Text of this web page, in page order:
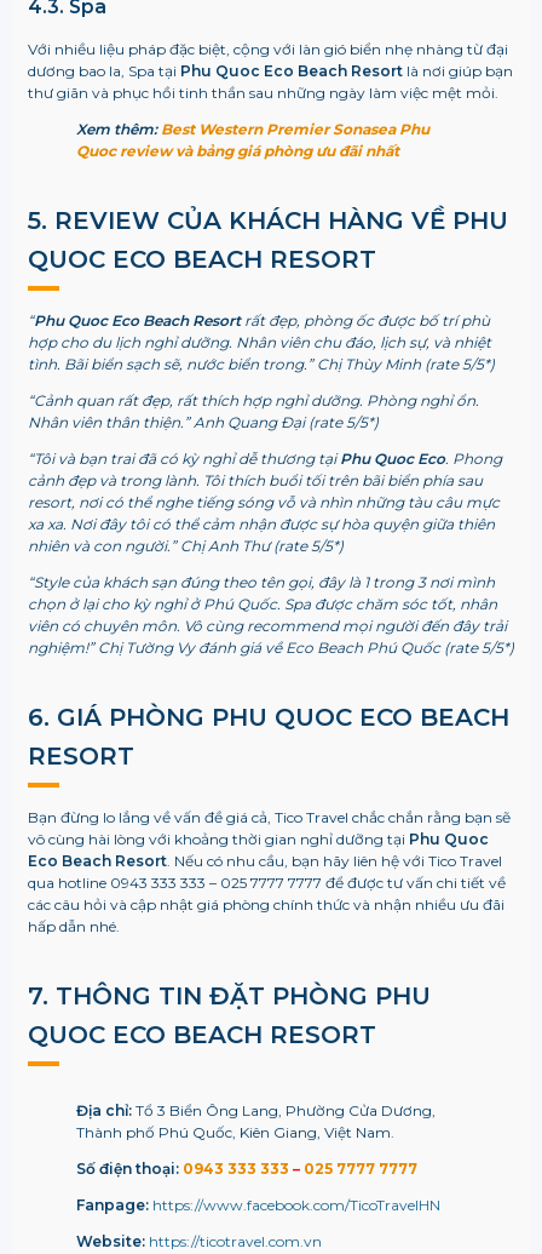
4.3. Spa
Với nhiều liệu pháp đặc biệt, cộng với làn gió biển nhẹ nhàng từ đại
dương bao la, Spa tại Phu Quoc Eco Beach Resortlà nơi giúp bạn
thư giãn và phục hồi tinh thần sau những ngày làm việc mệt mỏi.
Xem thêm: Best Western Premier Sonasea Phu
Quoc review và bảng giá phòng ưu đãi nhất
5. REVIEW CỦA KHÁCH HÀNG VỀ PHU
QUOC ECO BEACH RESORT
“Phu Quoc Eco Beach Resortrất đẹp, phòng ốc được bố trí phù
hợp cho du lịch nghỉ dưỡng. Nhân viên chu đáo, lịch sự, và nhiệt
tình. Bãi biển sạch sẽ, nước biển trong.” Chị Thùy Minh (rate 5/5*)
“Cảnh quan rất đẹp, rất thích hợp nghỉ dưỡng. Phòng nghỉ ổn.
Nhân viên thân thiện.” Anh Quang Đại (rate 5/5*)
“Tôi và bạn trai đã có kỳ nghỉ dễ thương tạiPhu Quoc Eco. Phong
cảnh đẹp và trong lành. Tôi thích buổi tối trên bãi biển phía sau
resort, nơi có thể nghe tiếng sóng vỗ và nhìn những tàu câu mực
xa xa. Nơi đây tôi có thể cảm nhận được sự hòa quyện giữa thiên
nhiên và con người.” Chị Anh Thư (rate 5/5*)
“Style của khách sạn đúng theo tên gọi, đây là 1 trong 3 nơi mình
chọn ở lại cho kỳ nghỉ ở Phú Quốc. Spa được chăm sóc tốt, nhân
viên có chuyên môn. Vô cùng recommend mọi người đến đây trải
nghiệm!” Chị Tường Vy đánh giá về Eco Beach Phú Quốc(rate 5/5*)
6. GIÁ PHÒNG PHU QUOC ECO BEACH
RESORT
Bạn đừng lo lắng về vấn đề giá cả, Tico Travel chắc chắn rằng bạn sẽ
vô cùng hài lòng với khoảng thời gian nghỉ dưỡng tại Phu Quoc
Eco Beach Resort. Nếu có nhu cầu, bạn hãy liên hệ với Tico Travel
qua hotline 0943 333 333 – 025 7777 7777 để được tư vấn chi tiết về
các câu hỏi và cập nhật giá phòng chính thức và nhận nhiều ưu đãi
hấp dẫn nhé.
7. THÔNG TIN ĐẶT PHÒNG PHU
QUOC ECO BEACH RESORT
Địa chỉ:Tổ 3 Biển Ông Lang, Phường Cửa Dương,
Thành phố Phú Quốc, Kiên Giang, Việt Nam.
Số điện thoại: 0943 333 333 – 025 7777 7777
Fanpage: https://www.facebook.com/TicoTravelHN
Website: https://ticotravel.com.vn